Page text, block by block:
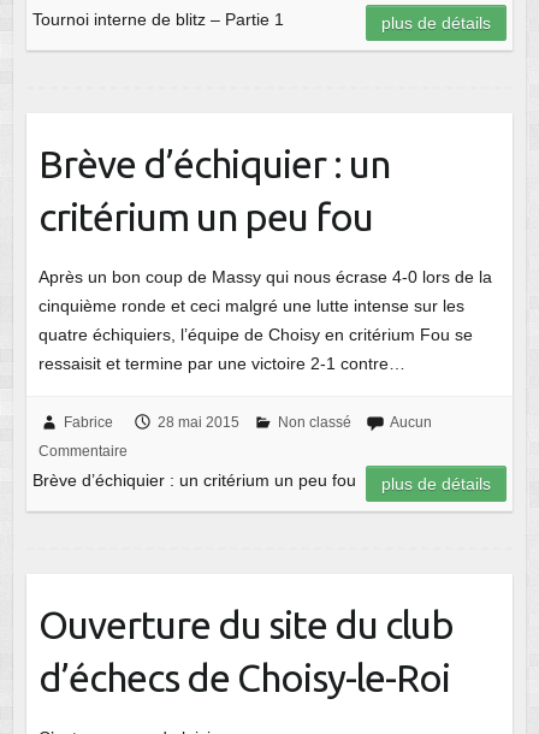
Tournoi interne de blitz – Partie 1 plus de détails
Brève d’échiquier : un
critérium un peu fou
Après un bon coup de Massy qui nous écrase 4-0 lors de la
cinquième ronde et ceci malgré une lutte intense sur les
quatre échiquiers, l’équipe de Choisy en critérium Fou se
ressaisit et termine par une victoire 2-1 contre…
Fabrice 28 mai 2015 Non classé
Aucun
Commentaire
Brève d’échiquier : un critérium un peu fou plus de détails
Ouverture du site du club
d’échecs de Choisy-le-Roi